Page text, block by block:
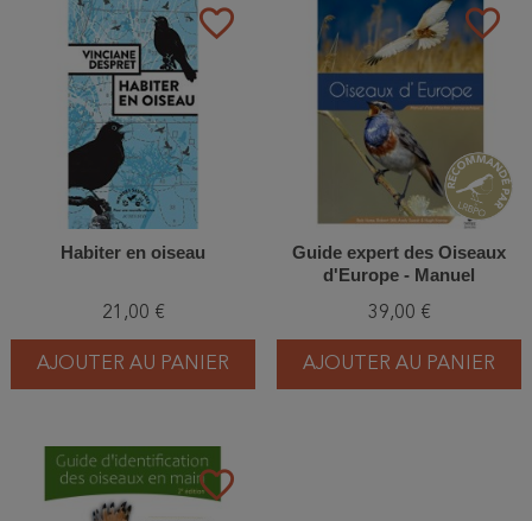
favorite_border
Habiter en oiseau
21,00 €
AJOUTER AU PANIER
favorite_border
Guide expert des Oiseaux
d'Europe - Manuel
Photographique
39,00 €
AJOUTER AU PANIER
favorite_border